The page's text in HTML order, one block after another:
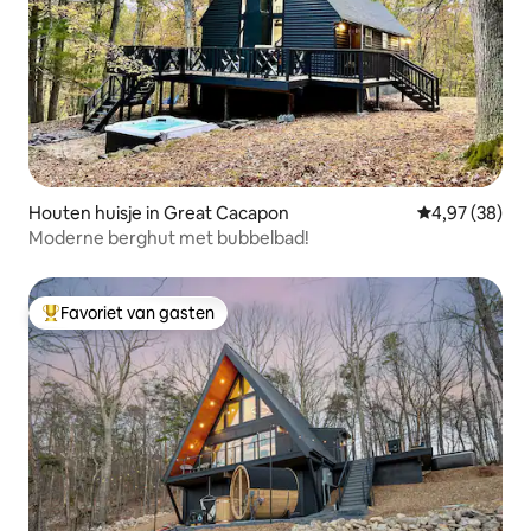
Houten huisje in Great Cacapon Gemiddelde
4,97 (38)
Moderne berghut met bubbelbad!
Topfavoriet van gasten
Favoriet van gasten